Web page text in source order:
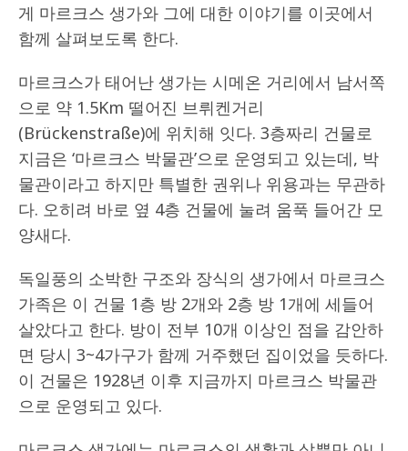
게 마르크스 생가와 그에 대한 이야기를 이곳에서
함께 살펴보도록 한다.
마르크스가 태어난 생가는 시메온 거리에서 남서쪽
으로 약 1.5Km 떨어진 브뤼켄거리
(Brückenstraße)에 위치해 잇다. 3층짜리 건물로
지금은 ‘마르크스 박물관’으로 운영되고 있는데, 박
물관이라고 하지만 특별한 권위나 위용과는 무관하
다. 오히려 바로 옆 4층 건물에 눌려 움푹 들어간 모
양새다.
독일풍의 소박한 구조와 장식의 생가에서 마르크스
가족은 이 건물 1층 방 2개와 2층 방 1개에 세들어
살았다고 한다. 방이 전부 10개 이상인 점을 감안하
면 당시 3~4가구가 함께 거주했던 집이었을 듯하다.
이 건물은 1928년 이후 지금까지 마르크스 박물관
으로 운영되고 있다.